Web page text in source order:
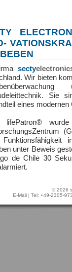
secty
Wir bieten
Sie
eines
lifePatron®
Funktionsfähigkeit
unter Beweis
de Chile 30
© 2026
E-Mail | Tel: +49-2305-